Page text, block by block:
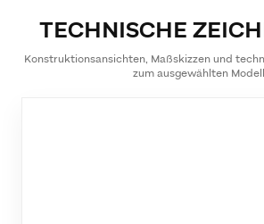
TECHNISCHE
Konstruktionsansichten, Maßskizzen und
zum ausgewählten